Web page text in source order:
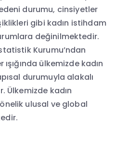
durumu, cinsiyetler
gibi kadın istihdam
değinilmektedir.
Kurumu’ndan
ülkemizde kadın
durumuyla alakalı
Ülkemizde kadın
ulusal ve global